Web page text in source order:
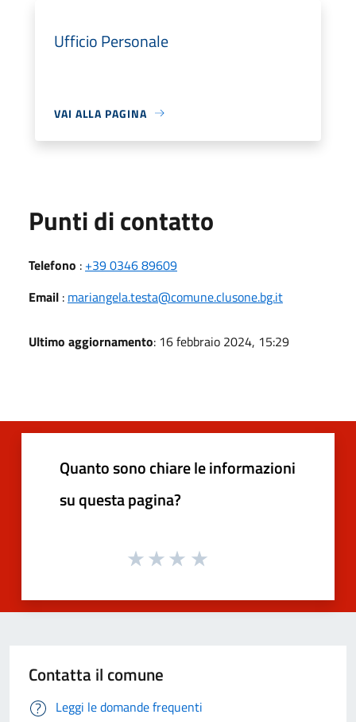
Ufficio Personale
VAI ALLA PAGINA
Punti di contatto
Telefono : +39 0346 89609
Email : mariangela.testa@comune.clusone.bg.it
Ultimo aggiornamento: 16 febbraio 2024, 15:29
Quanto sono chiare le informazioni
su questa pagina?
Contatta il comune
Leggi le domande frequenti